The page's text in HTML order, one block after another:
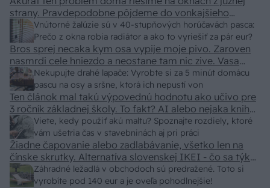
Vnútorné žalúzie sú v 40-stupňových horúčavách pasca:
Prečo z okna robia radiátor a ako to vyriešiť za pár eur?
strany. Pravdepodobne pôjdeme do vonkajšieho
tienenia na spôsob markízy 250x150cm. Čínsky
predajcovia idú okolo 100 eur kus.
Nekupujte drahé lapače: Vyrobte si za 5 minút domácu
pascu na osy a sršne, ktorá ich nepustí von
Bros sprej necaka kym osa vypije moje pivo. Zaroven
nasmrdi cele hniezdo a neostane tam nic zive. Vasa
pasca naucinke moc efektivne. Skor pritiahne slimaky
Viete, kedy použiť akú maltu? Spoznajte rozdiely, ktoré
vám ušetria čas v stavebninách aj pri práci
Ten článok mal takú výpovednú hodnotu ako učivo pre
3 ročník základnej školy. To fakt? AI alebo nejaka kniha
z VŠ? Dnešné rychlotvrdnuce malty - pevnosť 40 Mpa a
doba schnutia tak 15 minut , k tomu vodotesné s
kryštálikou. A rozdiel - schnutie a zretie. Nič?
Záhradné ležadlá v obchodoch sú predražené. Toto si
vyrobíte pod 140 eur a je oveľa pohodlnejšie!
Žiadne čapovanie alebo zadlabávanie, všetko len na
čínske skrutky. Alternatíva slovenskej IKEI - čo sa týka
pevnosti. Autor si nedal veľa námahy s remeselným
spracovaním, škoda. No lepšie než ten odpad z DTD